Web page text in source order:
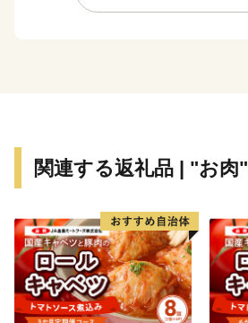
関連する返礼品 | "お肉"